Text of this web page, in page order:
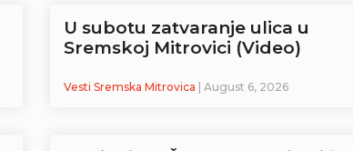
U subotu zatvaranje ulica u
Sremskoj Mitrovici (Video)
Vesti Sremska Mitrovica | August 6, 2026